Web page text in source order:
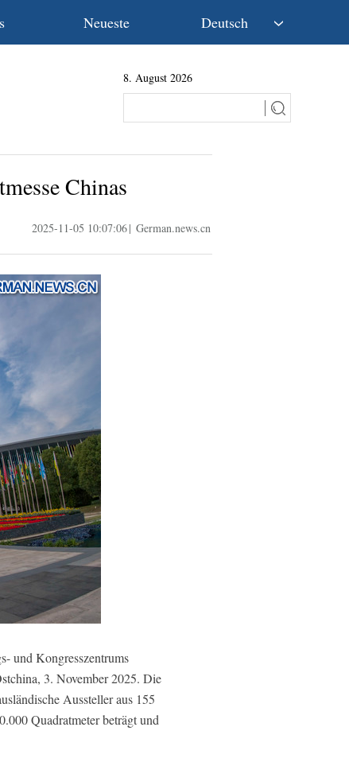
Neueste Deutsch
Français
8. August 2026
Chinas
2025-11-05 10:07:06| German.news.cn
und Kongresszentrums
3. November 2025. Die
Aussteller aus 155
Quadratmeter beträgt und